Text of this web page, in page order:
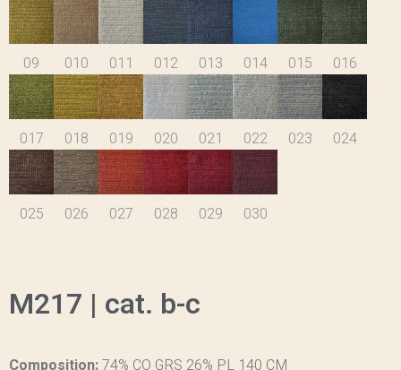
09 010 011 012 013 014 015 016
017 018 019 020 021 022 023 024
025 026 027 028 029 030
M217 | cat. b-c
Composition:74% CO GRS 26% PL 140 CM